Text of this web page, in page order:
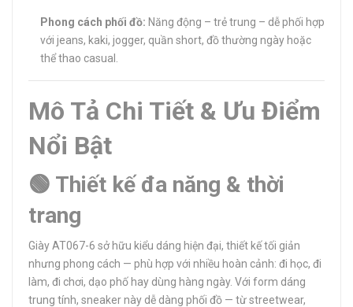
Phong cách phối đồ: Năng động – trẻ trung – dễ phối hợp
với jeans, kaki, jogger, quần short, đồ thường ngày hoặc
thể thao casual.
Mô Tả Chi Tiết & Ưu Điểm
Nổi Bật
🟢 Thiết kế đa năng & thời
trang
Giày AT067-6 sở hữu kiểu dáng hiện đại, thiết kế tối giản
nhưng phong cách — phù hợp với nhiều hoàn cảnh: đi học, đi
làm, đi chơi, dạo phố hay dùng hàng ngày. Với form dáng
trung tính, sneaker này dễ dàng phối đồ — từ streetwear,